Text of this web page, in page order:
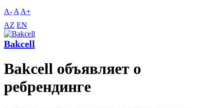
A- A A+
AZ EN
Bakcell
Bakcell объявляет о
ребрендинге